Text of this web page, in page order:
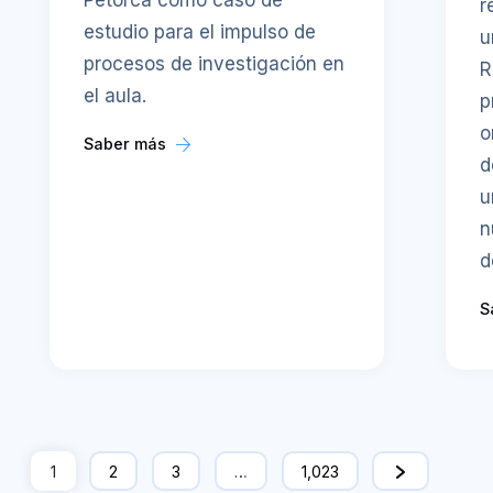
estudio para el impulso de
procesos de investigación en
el aula.
Saber más
1 2 3 … 1,023